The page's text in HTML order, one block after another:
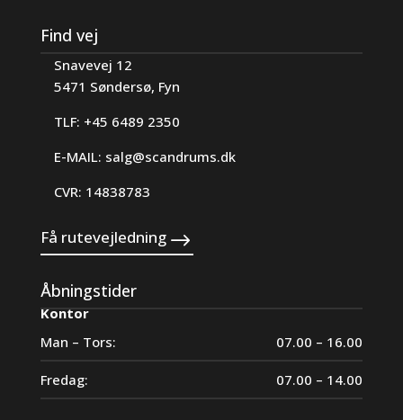
Find vej
Snavevej 12
5471 Søndersø, Fyn
TLF: +45 6489 2350
E-MAIL: salg@scandrums.dk
CVR: 14838783
Få rutevejledning
Åbningstider
Kontor
Man – Tors:
07.00 – 16.00
Fredag: 07.00 – 14.00